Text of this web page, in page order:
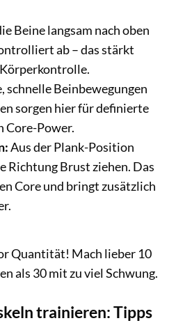
Beine langsam nach oben
ab – das stärkt
schnelle Beinbewegungen
sorgen hier für definierte
Core-Power.
Aus der Plank-Position
Richtung Brust ziehen. Das
Core und bringt zusätzlich
Quantität! Mach lieber 10
als 30 mit zu viel Schwung.
trainieren: Tipps